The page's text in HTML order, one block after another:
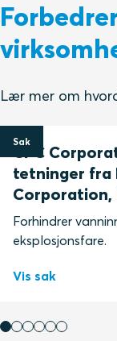
Lær mer om
Sak
CPC
tetninger fra
Corporation,
Forhindrer
eksplosjonsfare.
Vis sak